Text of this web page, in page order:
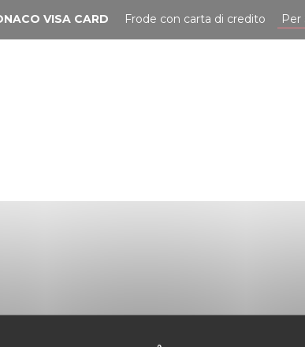
VISA CARD Frode con carta di credito Per
SHOW